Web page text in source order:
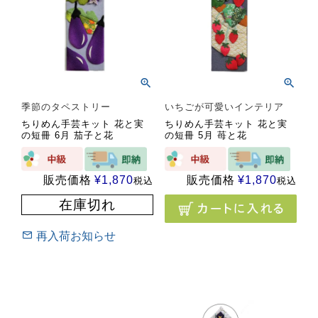
季節のタペストリー
ちりめん手芸キット 花と実
の短冊 6月 茄子と花
販売価格 ¥1,870税込
在庫切れ
再入荷お知らせ
いちごが可愛いインテリア
ちりめん手芸キット 花と実
の短冊 5月 苺と花
販売価格 ¥1,870税込